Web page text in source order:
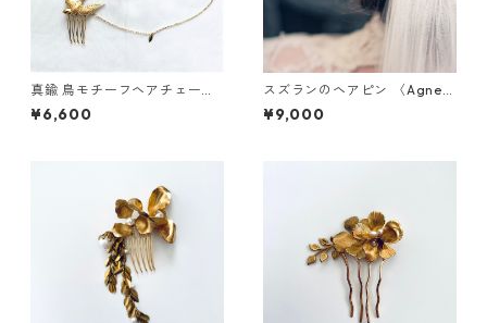
真鍮 鳥モチーフヘアチェーン
ヘアコーム
¥6,600
スズランのヘアピン 〈Agnes
WALKER〉
¥9,000